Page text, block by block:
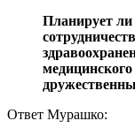
Планирует ли
медицинского
Ответ Мурашко: